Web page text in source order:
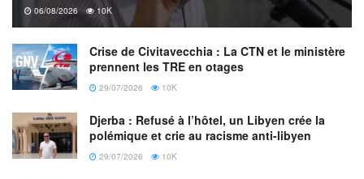
06/08/2026 10K
Crise de Civitavecchia : La CTN et le ministère
prennent les TRE en otages
29/07/2026 10K
Djerba : Refusé à l’hôtel, un Libyen crée la
polémique et crie au racisme anti-libyen
29/07/2026 10K